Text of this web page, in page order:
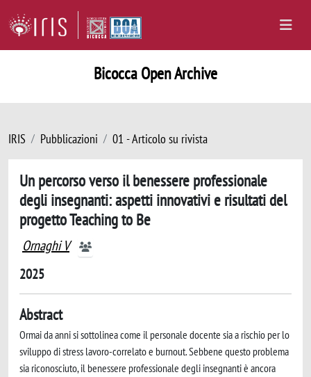
Bicocca Open Archive
IRIS Pubblicazioni 01 - Articolo su rivista
Un percorso verso il benessere professionale
degli insegnanti: aspetti innovativi e risultati del
progetto Teaching to Be
Ornaghi V
2025
Abstract
Ormai da anni si sottolinea come il personale docente sia a rischio per lo
sviluppo di stress lavoro-correlato e burnout. Sebbene questo problema
sia riconosciuto, il benessere professionale degli insegnanti è ancora